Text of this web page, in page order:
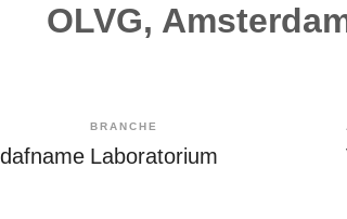
OLVG,
BRANCHE
Laboratorium